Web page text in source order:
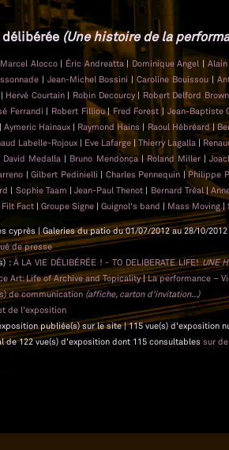
délibérée (Une histoire de la
Marcel Alocco | Éric Andreatta | Dominique Angel |
| Jean-Michel Bossini |Caroline Bouissou |
| Hervé Courtain | Robin Decourcy |Robert Delford
Ferrandi | Robert Filliou| Fred Forest | Jean-Baptiste
|Aymeric Hainaux | Raymond Hains | Raoul Hébréard |
Labelle-Rojoux | Eve Lafarge |Thierry Lagalla|
David Medalla | Bruno Mendonça |Roland Miller |
|Gilbert Pedinielli | Charles Pennequin | Philippe
| Sophie Taam | Jean-Paul Thenot | Bernard Tréal|
Filt Fact | Groupe Signe | Guignol's band | Mass Moving|
cyprès | Galeries du patio du 01/07/2012 au 28/10/
de presse
: À LA VIE DÉLIBÉRÉE ! - TO DELIBERATE LIFE!UNE
Art: Life of Archive and Topicality|La performance –
de communication (affiche, carton d'invitation...)
de l'exposition
publiée(s) sur le site | 115 vue(s) d'exposition
de 122 vue(s) d'exposition dont 115 consultables sur